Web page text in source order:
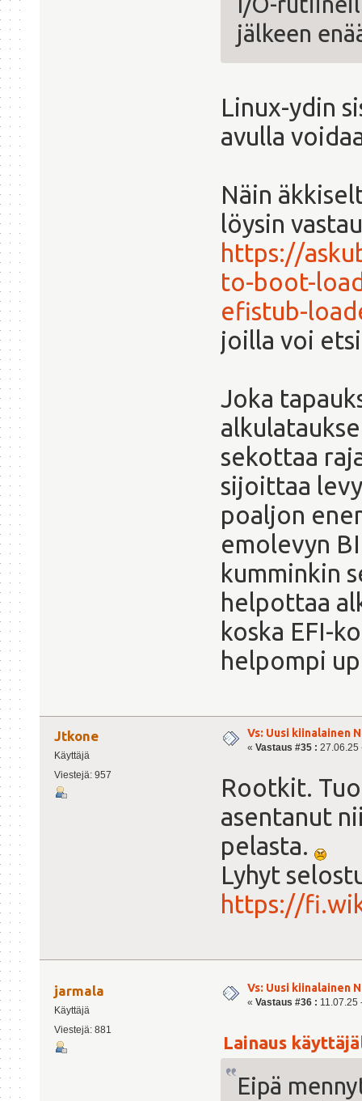
jälkeen
Linux-ydin
avulla
Näin
löysin
https://
to-boot-
efistub-
joilla voi
Joka
sekottaa
sijoittaa
poaljon
emolevyn
kumminkin
helpottaa
koska EFI-
helpompi
Jtkone
Käyttäjä
Viestejä: 957
Vs: Uusi kiinalainen
« Vastaus #35 : 27.06.25
Rootkit.
asentanut
pelasta.
Lyhyt
https://
jarmala
Käyttäjä
Viestejä: 881
Vs: Uusi kiinalainen
« Vastaus #36 : 11.07.25
Lainaus
Eipä